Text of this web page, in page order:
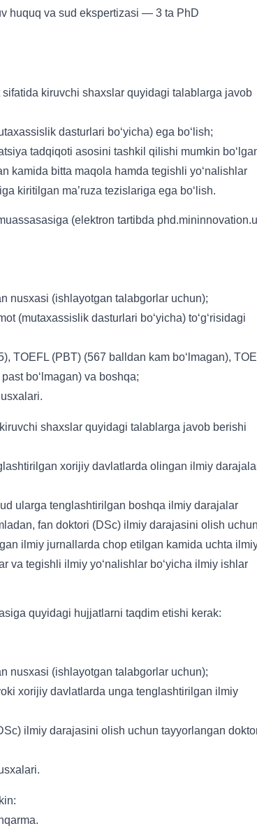
huquq va sud ekspertizasi — 3 ta PhD
kiruvchi shaxslar quyidagi talablarga javob
dasturlari bo‘yicha) ega bo‘lish;
tadqiqoti asosini tashkil qilishi mumkin
kamida bitta maqola hamda tegishli yo‘nalishlar
kiritilgan ma’ruza tezislariga ega bo‘lish.
(elektron tartibda
nusxasi (ishlayotgan talabgorlar uchun);
(mutaxassislik dasturlari bo‘yicha) to‘g‘risidagi
TOEFL (PBT) (567 balldan kam bo‘lmagan),
bo‘lmagan) va boshqa;
shaxslar quyidagi talablarga javob berishi
xorijiy davlatlarda olingan ilmiy
ularga tenglashtirilgan boshqa ilmiy darajalar
fan doktori (DSc) ilmiy darajasini olish uchun
ilmiy jurnallarda chop etilgan kamida uchta
va tegishli ilmiy yo‘nalishlar bo‘yicha ilmiy ishlar
quyidagi hujjatlarni taqdim etishi kerak:
nusxasi (ishlayotgan talabgorlar uchun);
xorijiy davlatlarda unga tenglashtirilgan ilmiy
ilmiy darajasini olish uchun tayyorlangan